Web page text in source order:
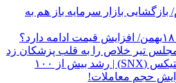
بازار سرمایه باز هم به
مجلس تیر خلاص را به قلب پزشکان زد
تحلیل ارز دیجیتال سینتتیکس (SNX) | رشد بیش از ۱۰۰
حجم معاملات!